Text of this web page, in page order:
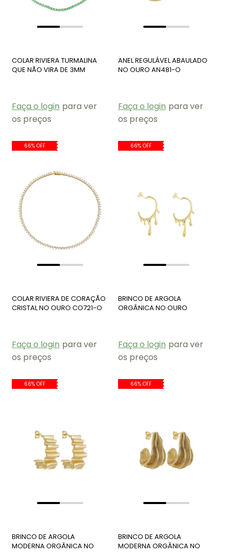
COLAR RIVIERA TURMALINA
QUE NÃO VIRA DE 3MM
Faça o login para ver
os preços
ANEL REGULÁVEL ABAULADO
NO OURO AN481-O
Faça o login para ver
os preços
66% OFF
COLAR RIVIERA DE CORAÇÃO
CRISTAL NO OURO CO721-O
Faça o login para ver
os preços
66% OFF
BRINCO DE ARGOLA
ORGÂNICA NO OURO
Faça o login para ver
os preços
66% OFF
BRINCO DE ARGOLA
MODERNA ORGÂNICA NO
66% OFF
BRINCO DE ARGOLA
MODERNA ORGÂNICA NO